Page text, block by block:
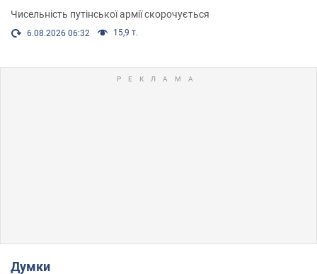
Чисельність путінської армії скорочується
6.08.2026 06:32 15,9 т.
Думки